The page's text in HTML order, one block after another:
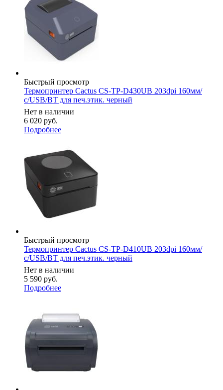
Быстрый просмотр
Термопринтер Cactus CS-TP-D430UB 203dpi 160мм/
с/USB/BT для печ.этик. черный
Нет в наличии
6 020 руб.
Подробнее
Быстрый просмотр
Термопринтер Cactus CS-TP-D410UB 203dpi 160мм/
с/USB/BT для печ.этик. черный
Нет в наличии
5 590 руб.
Подробнее